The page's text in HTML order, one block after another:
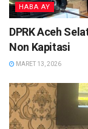
HABA AY
DPRK Aceh
Non Kapitasi
MARET 13, 2026